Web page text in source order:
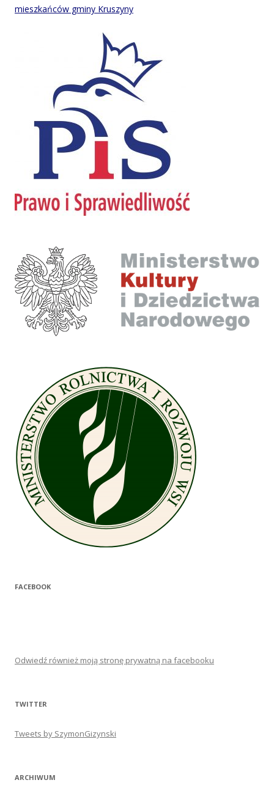
mieszkańców gminy Kruszyny
FACEBOOK
Odwiedź również moją stronę prywatną na facebooku
TWITTER
Tweets by SzymonGizynski
ARCHIWUM